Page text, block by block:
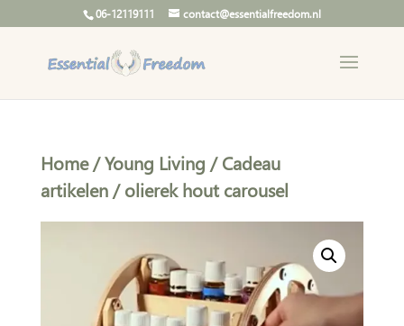
06-12119111 contact@essentialfreedom.nl
Home/Young Living /Cadeau
artikelen/ olierek hout carousel